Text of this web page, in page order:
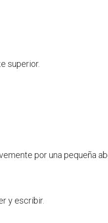
superior.
por una pequeña
y escribir.